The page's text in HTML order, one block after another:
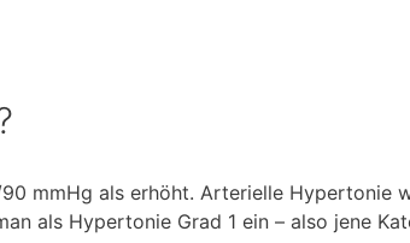
mmHg als erhöht. Arterielle Hypertonie
als Hypertonie Grad 1 ein – also jene